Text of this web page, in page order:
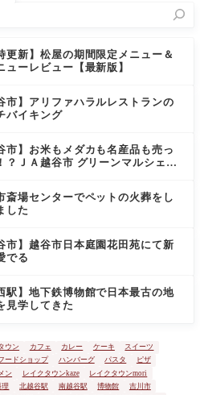
更新】松屋の期間限定メニュー＆
ューレビュー【最新版】
市】アリファハラルレストランの
バイキング
市】お米もメダカも名産品も売っ
？ＪＡ越谷市 グリーンマルシェは
斎場センターでペットの火葬をし
した
市】越谷市日本庭園花田苑にて新
でる
駅】地下鉄博物館で日本最古の地
見学してきた
ウン カフェ カレー ケーキ
スイーツ
ードショップ ハンバーグ パスタ
ピザ
ン レイクタウンkaze
レイクタウンmori
理 北越谷駅 南越谷駅 博物館
吉川市